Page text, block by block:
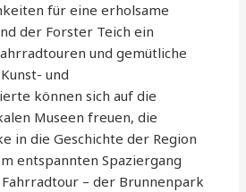
für eine erholsame
der Forster Teich ein
und gemütliche
und
können sich auf die
Museen freuen, die
in die Geschichte der Region
entspannten Spaziergang
– der Brunnenpark